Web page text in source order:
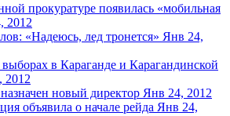
прокуратуре появилась «мобильная
2012
«Надеюсь, лед тронется» Янв 24,
в Караганде и Карагандинской
2012
новый директор Янв 24, 2012
объявила о начале рейда Янв 24,